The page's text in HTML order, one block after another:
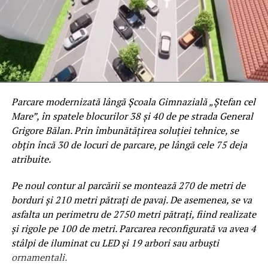
noastră, dorim să vă facem o prezentare a activității
noastre de a lungul timpului, menită a motiva susținerea
identității, câștigată prin trudă în decurs de 80 de ani,
respectiv a P.J. ului școlii noastre.
Liceul silvic Transilvania, singurul ,,brand educațional
verde,, din Regiunea de dezvoltare de Nord-Vest,
împlinește în curând 80 de ani
Istorie și tradiție
Şcoala noastră s-a înfiinţat în anul 1946, cu denumirea
silvic din Regiunea de dezvoltare de Nord-Vest și în
perspectiva regionalizării va căpăta mai multă forță. In
profilul silvic, școala noastră are în portofoliu două
calificări: pădurar și tehnician în silvicultură și
exploatări forestiere. De asemenea, avem și curs de
calificare adulților, meseria pădurar. Cu certificatele de
Parcare modernizată lângă Școala Gimnazială „Ștefan cel
Mare”, în spatele blocurilor 38 și 40 de pe strada General
Grigore Bălan. Prin îmbunătățirea soluției tehnice, se
obțin încă 30 de locuri de parcare, pe lângă cele 75 deja
atribuite.
Pe noul contur al parcării se montează 270 de metri de
borduri și 210 metri pătrați de pavaj. De asemenea, se va
asfalta un perimetru de 2750 metri pătrați, fiind realizate
și rigole pe 100 de metri. Parcarea reconfigurată va avea 4
stâlpi de iluminat cu LED și 19 arbori sau arbuști
ornamentali.